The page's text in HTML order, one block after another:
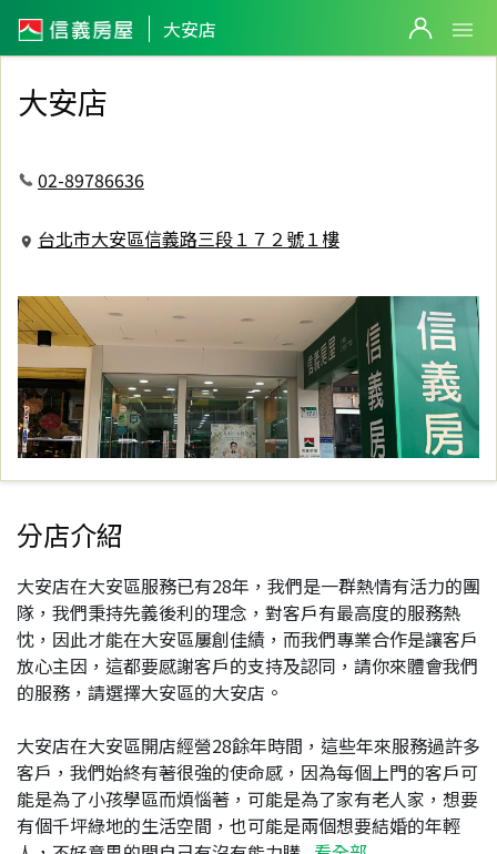
大安店
信義房屋大安店
大安店
02-89786636
台北市大安區信義路三段１７２號１樓
分店介紹
大安店在大安區服務已有28年，我們是一群熱情有活力的團
隊，我們秉持先義後利的理念，對客戶有最高度的服務熱
忱，因此才能在大安區屢創佳績，而我們專業合作是讓客戶
放心主因，這都要感謝客戶的支持及認同，請你來體會我們
的服務，請選擇大安區的大安店。
大安店在大安區開店經營28餘年時間，這些年來服務過許多
客戶，我們始終有著很強的使命感，因為每個上門的客戶可
能是為了小孩學區而煩惱著，可能是為了家有老人家，想要
有個千坪綠地的生活空間，也可能是兩個想要結婚的年輕